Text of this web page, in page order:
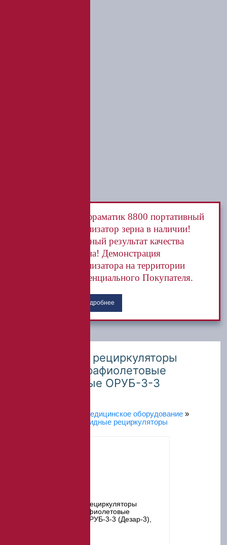
Инфраматик 8800 портативный
анализатор зерна в наличии!
Точный результат качества
зерна! Демонстрация
анализатора на территории
потенциального Покупателя.
Подробнее
Облучатели – рециркуляторы
воздуха ультрафиолетовые
бактерицидные ОРУБ-3-3
Медицинское оборудование »
Облучатели бактерицидные рециркуляторы